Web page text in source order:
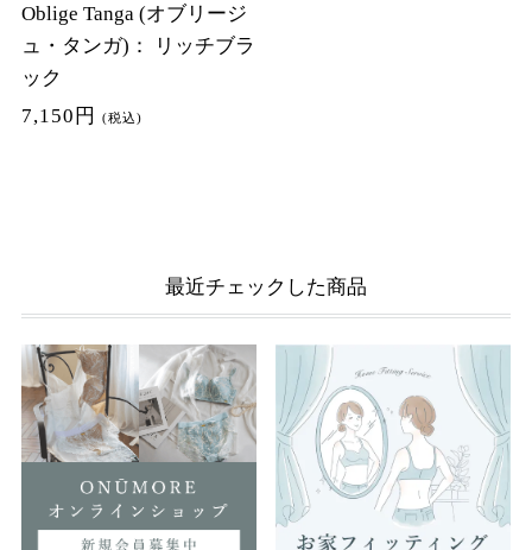
Oblige Tanga (オブリージ
ュ・タンガ)： リッチブラ
ック
7,150円
(税込)
最近チェックした商品